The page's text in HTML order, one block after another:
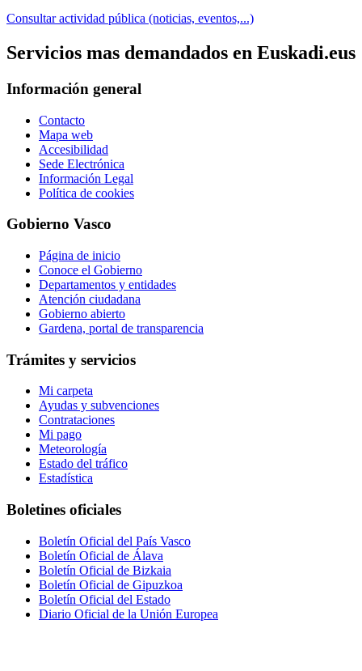
Consultar actividad pública (noticias, eventos,...)
Servicios mas demandados en Euskadi.eus
Información general
Contacto
Mapa web
Accesibilidad
Sede Electrónica
Información Legal
Política de cookies
Gobierno Vasco
Página de inicio
Conoce el Gobierno
Departamentos y entidades
Atención ciudadana
Gobierno abierto
Gardena, portal de transparencia
Trámites y servicios
Mi carpeta
Ayudas y subvenciones
Contrataciones
Mi pago
Meteorología
Estado del tráfico
Estadística
Boletines oficiales
Boletín Oficial del País Vasco
Boletín Oficial de Álava
Boletín Oficial de Bizkaia
Boletín Oficial de Gipuzkoa
Boletín Oficial del Estado
Diario Oficial de la Unión Europea